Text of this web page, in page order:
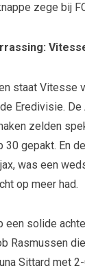
zege bij
staat Vitesse
Eredivisie. De
zelden
30 gepakt. En
was een
op meer had.
een solide
Rasmussen
Sittard met